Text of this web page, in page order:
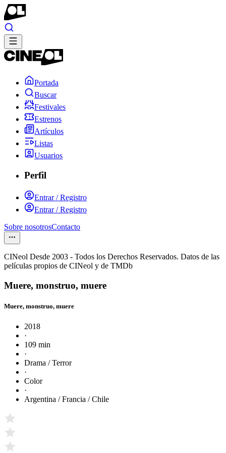
Portada
Buscar
Festivales
Estrenos
Artículos
Listas
Usuarios
Perfil
Entrar / Registro
Entrar / Registro
Sobre nosotrosContacto
CINeol Desde 2003 - Todos los Derechos Reservados. Datos de las
películas propios de CINeol y de TMDb
Muere, monstruo, muere
Muere, monstruo, muere
2018
·
109 min
·
Drama / Terror
·
Color
·
Argentina / Francia / Chile